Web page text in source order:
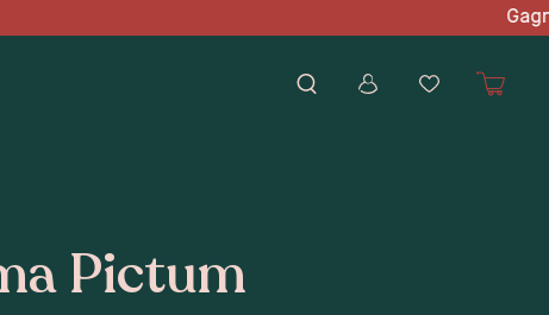
Gagnez des
Pictum